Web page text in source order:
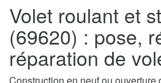
Volet roulant et
(69620) : pose,
réparation de